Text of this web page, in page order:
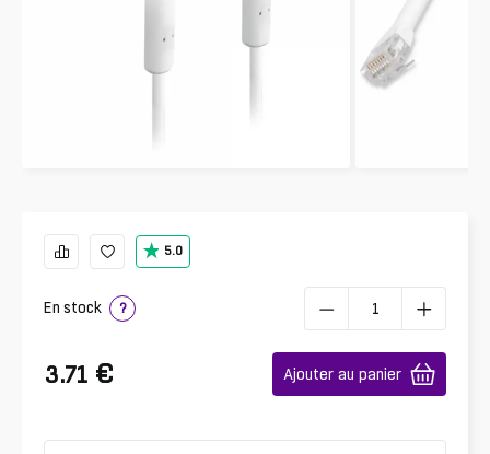
5.0
En stock ?
3.71 € Ajouter au panier